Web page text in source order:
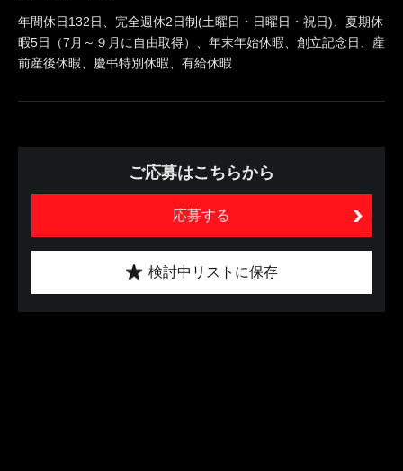
年間休日132日、完全週休2日制(土曜日・日曜日・祝日)、夏期休
暇5日（7月～９月に自由取得）、年末年始休暇、創立記念日、産
前産後休暇、慶弔特別休暇、有給休暇
ご応募はこちらから
応募する
検討中リストに保存